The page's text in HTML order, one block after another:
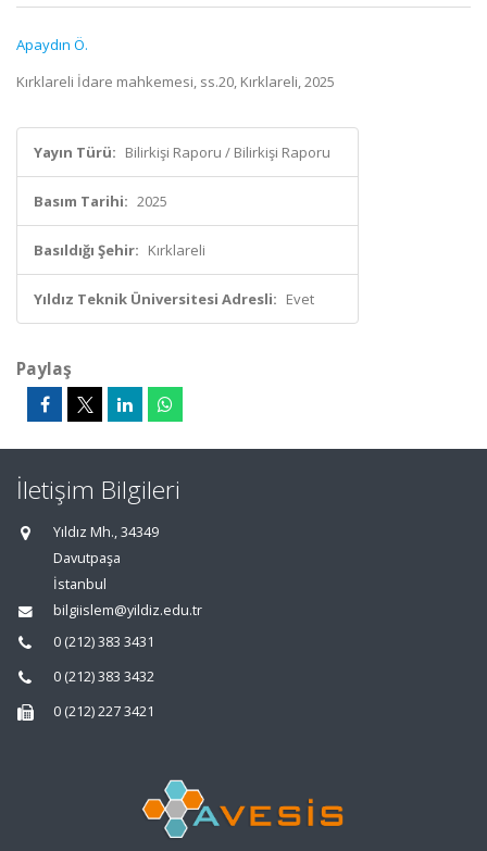
Apaydın Ö.
Kırklareli İdare mahkemesi, ss.20, Kırklareli, 2025
Yayın Türü: Bilirkişi Raporu / Bilirkişi Raporu
Basım Tarihi: 2025
Basıldığı Şehir: Kırklareli
Yıldız Teknik Üniversitesi Adresli: Evet
Paylaş
İletişim Bilgileri
Yıldız Mh., 34349
Davutpaşa
İstanbul
bilgiislem@yildiz.edu.tr
0 (212) 383 3431
0 (212) 383 3432
0 (212) 227 3421